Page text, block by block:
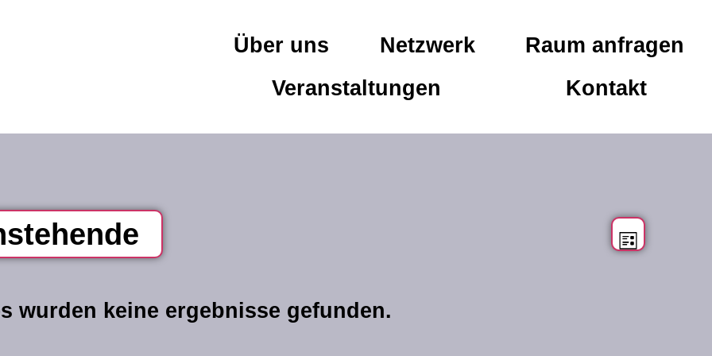
Über uns Netzwerk
Raum anfragen
Veranstaltungen
Kontakt
hinweis
wurden keine ergebnisse gefunden.
Liste